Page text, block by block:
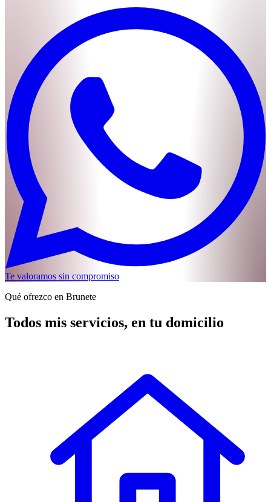
Te valoramos sin compromiso
Qué ofrezco en Brunete
Todos mis servicios, en tu domicilio